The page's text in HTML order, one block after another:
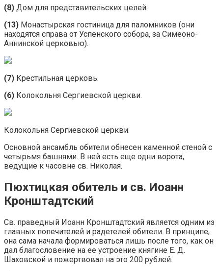
(8) Дом для представительских целей.
(13) Монастырская гостиница для паломников (они
находятся справа от Успенского собора, за Симеоно-
Аннинской церковью).
(7) Крестильная церковь.
(6) Колокольня Сергиевской церкви.
Колокольня Сергиевской церкви.
Основной ансамбль обители обнесен каменной стеной с
четырьмя башнями. В ней есть еще одни ворота,
ведущие к часовне св. Николая.
Пюхтицкая обитель и св. Иоанн
Кронштадтский
Св. праведный Иоанн Кронштадтский является одним из
главных попечителей и радетелей обители. В принципе,
она сама начала формироваться лишь после того, как он
дал благословение на ее устроение княгине Е. Д.
Шаховской и пожертвовал на это 200 рублей.